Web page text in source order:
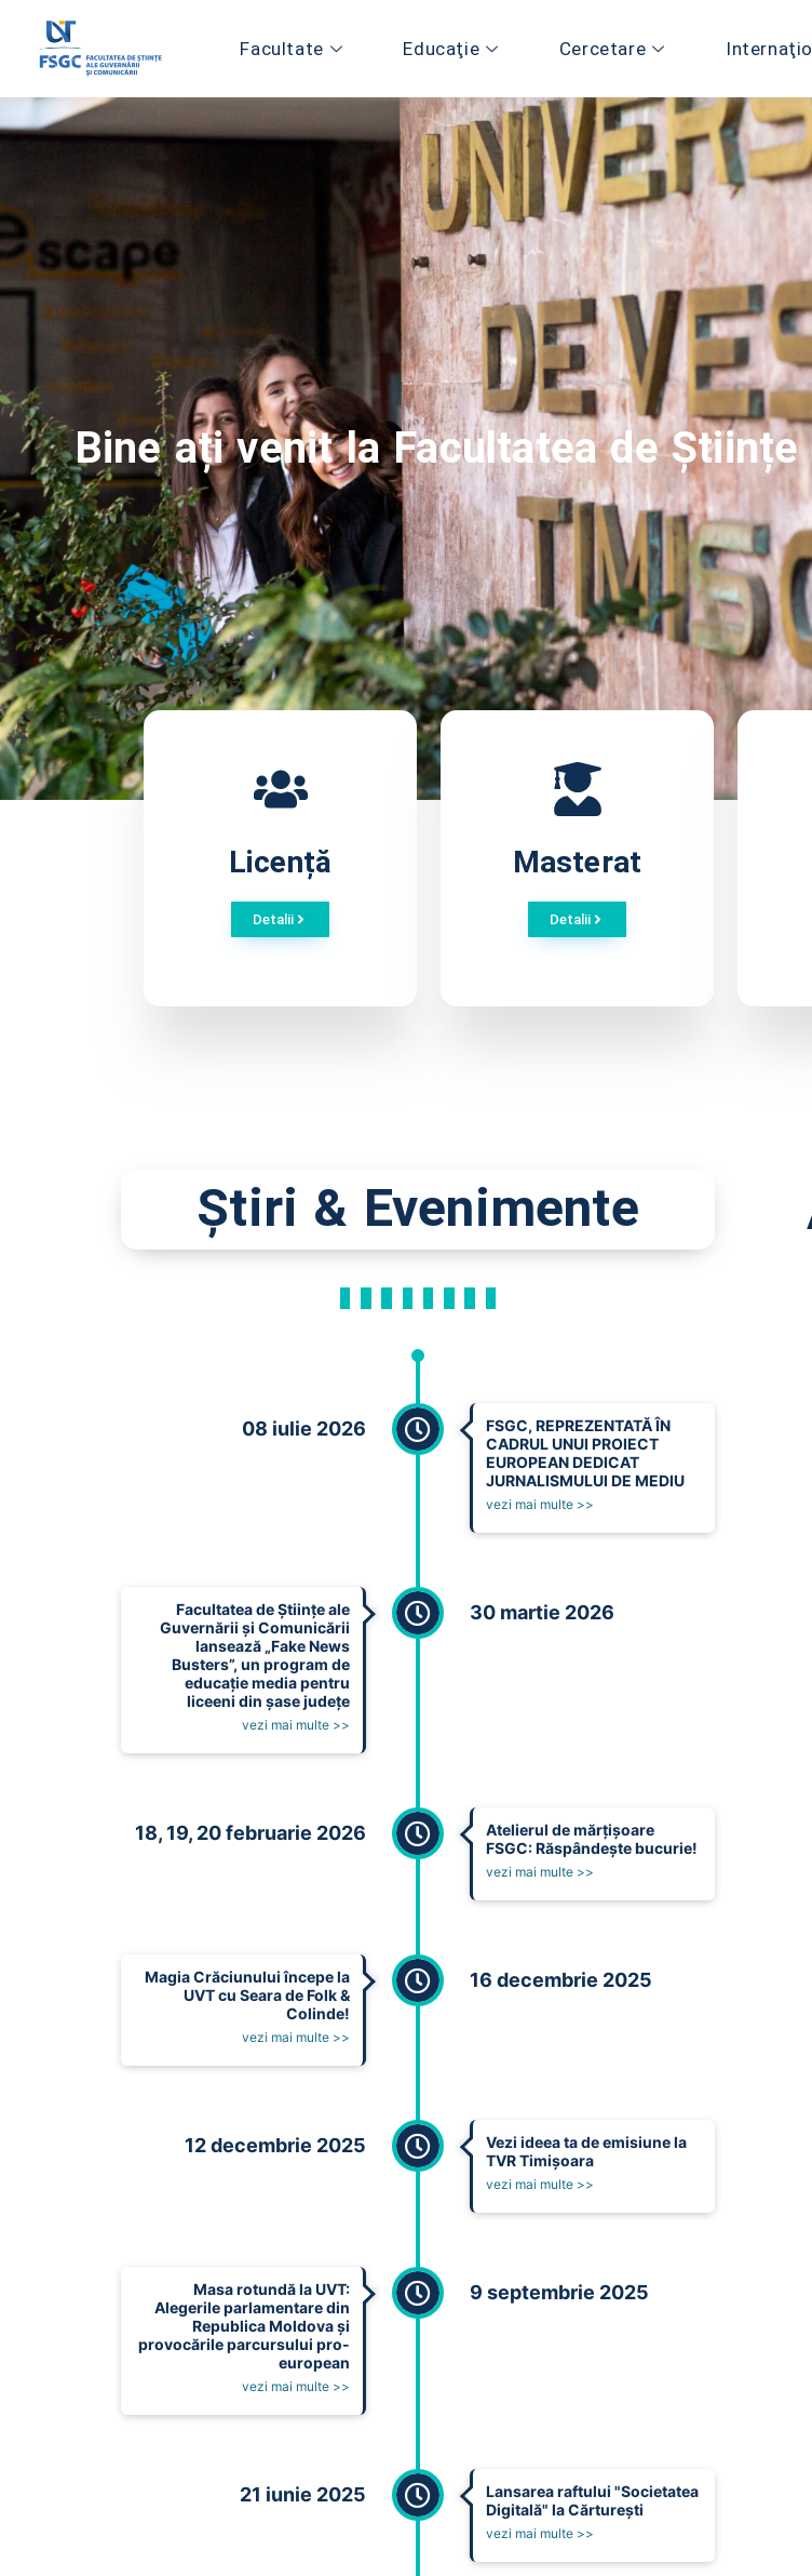
Facultate Educaţie Cercetare
Bine ați venit la Facultatea de
Licență
Detalii
Masterat
Detalii
Știri & Evenimente
08 iulie 2026
FSGC, REPREZENTATĂ ÎN
CADRUL UNUI PROIECT
EUROPEAN DEDICAT
JURNALISMULUI DE MEDIU
vezi mai multe >>
30 martie 2026
Facultatea de Științe ale
Guvernării și Comunicării
lansează „Fake News
Busters”, un program de
educație media pentru
liceeni din șase județe
vezi mai multe >>
18, 19, 20 februarie 2026
Atelierul de mărțișoare
FSGC: Răspândește bucurie!
vezi mai multe >>
16 decembrie 2025
Magia Crăciunului începe la
UVT cu Seara de Folk &
Colinde!
vezi mai multe >>
12 decembrie 2025
Vezi ideea ta de emisiune la
TVR Timișoara
vezi mai multe >>
9 septembrie 2025
Masa rotundă la UVT:
Alegerile parlamentare din
Republica Moldova și
provocările parcursului pro-
european
vezi mai multe >>
21 iunie 2025
Lansarea raftului "Societatea
Digitală" la Cărturești
vezi mai multe >>